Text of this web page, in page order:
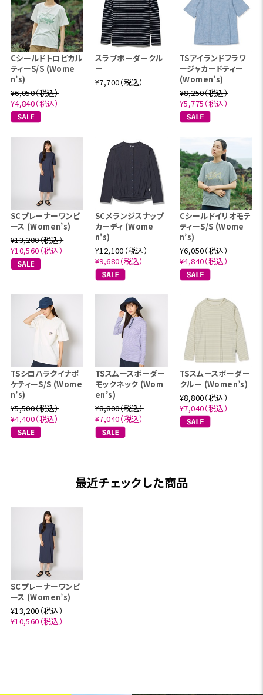
Cシールドトロピカル
ティーS/S (Wome
n’s)
¥6,050（税込）
¥4,840（税込）
スラブボーダークル
ー
¥7,700（税込）
TSアイランドフラワ
ージャカードティー
(Women’s)
¥8,250（税込）
¥5,775（税込）
SCプレーナーワンピ
ース (Women’s)
¥13,200（税込）
¥10,560（税込）
SCメランジスナップ
カーディ (Wome
n's)
¥12,100（税込）
¥9,680（税込）
Cシールドイリオモテ
ティーS/S (Wome
n’s)
¥6,050（税込）
¥4,840（税込）
TSシロハラクイナポ
ケティーS/S (Wome
n’s)
¥5,500（税込）
¥4,400（税込）
TSスムースボーダー
モックネック (Wom
en’s)
¥8,800（税込）
¥7,040（税込）
TSスムースボーダー
クルー (Women’s)
¥8,800（税込）
¥7,040（税込）
最近チェックした商品
SCプレーナーワンピ
ース (Women’s)
¥13,200（税込）
¥10,560（税込）